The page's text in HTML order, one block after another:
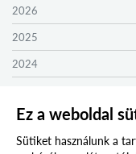
ŐRVIDÉK KOLLÉGIUM
MOLDVAI CSÁNGÓ
HEGYKÖZ KOLLÉGIUM
NYUGAT-BÁCSKA
MURAVIDÉK
2026
2025
2024
2022
2021
Ez a weboldal
Sütiket használunk a